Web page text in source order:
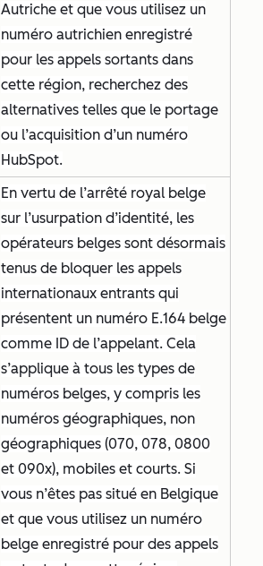
Autriche et que vous utilisez un
numéro autrichien enregistré
pour les appels sortants dans
cette région, recherchez des
alternatives telles que le portage
ou l’acquisition d’un numéro
HubSpot.
En vertu de l’arrêté royal belge
sur l’usurpation d’identité, les
opérateurs belges sont désormais
tenus de bloquer les appels
internationaux entrants qui
présentent un numéro E.164 belge
comme ID de l’appelant. Cela
s’applique à tous les types de
numéros belges, y compris les
numéros géographiques, non
géographiques (070, 078, 0800
et 090x), mobiles et courts. Si
vous n’êtes pas situé en Belgique
et que vous utilisez un numéro
belge enregistré pour des appels